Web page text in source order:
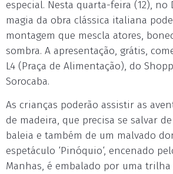
especial. Nesta quarta-feira (12), no
magia da obra clássica italiana
montagem que mescla atores,
sombra. A apresentação, grátis,
L4 (Praça de Alimentação), do
Sorocaba.
As crianças poderão assistir as
de madeira, que precisa se salvar
baleia e também de um malvado
espetáculo ‘Pinóquio‘, encenado
Manhas, é embalado por uma